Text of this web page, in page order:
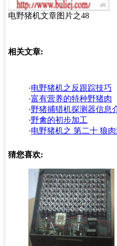
电野猪机文章图片之48
相关文章:
·电野猪机之反跟踪技巧
·富有营养的特种野猪肉
·野猪捕猎机探测器信息
·野禽的初步加工
·电野猪机之 第二十 狼
猜您喜欢: